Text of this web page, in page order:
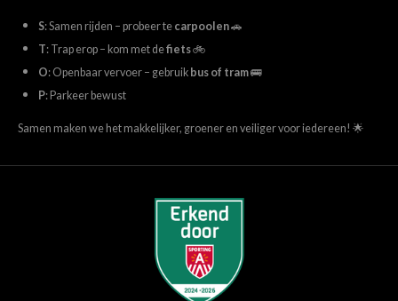
S: Samen rijden – probeer te carpoolen🚗
T: Trap erop – kom met defiets🚲
O: Openbaar vervoer – gebruik bus of tram🚌
P: Parkeer bewust
Samen maken we het makkelijker, groener en veiliger voor iedereen! 🌟